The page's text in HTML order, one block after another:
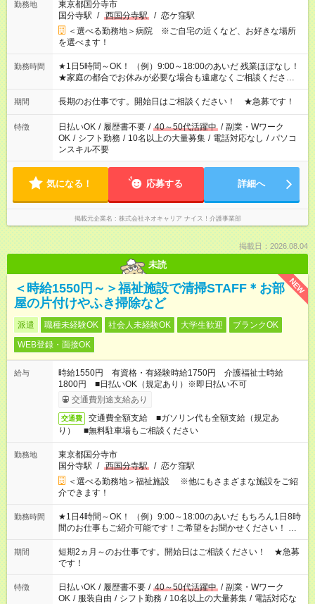
勤務地
東京都国分寺市
国分寺駅 / 西国分寺駅 / 恋ケ窪駅
＜選べる勤務地＞病院 ※ご自宅の近くなど、お好きな場所
を選べます！
勤務時間
★1日5時間～OK！ （例）9:00～18:00のあいだ 残業ほぼなし！
★家庭の都合でお休みが必要な場合も遠慮なくご相談ください。
※シフトはご希望に合わせて調整可能です。 その他、 ＊週4日・
1日7時間 ＊日勤のみ ＊土日休み ＊午前だけ・午後だけ ＊平日
仕事をご紹介できます！ 登録の際に、あなたのご希望をお聞か
せください。
期間 長期のお仕事です。開始日はご相談ください！ ★急募です！
特徴 日払いOK / 履歴書不要 / 40～50代活躍中 / 副業・Wワーク
OK / シフト勤務 / 10名以上の大量募集 / 電話対応なし / パソコ
ンスキル不要
気になる！ 応募する 詳細へ
掲載元企業名 株式会社ネオキャリア ナイス！介護事業部
掲載日：2026.08.04
未読
NEW
＜時給1550円～＞福祉施設で清掃STAFF＊お部
屋の片付けやふき掃除など
派遣 職種未経験OK 社会人未経験OK 大学生歓迎
ブランクOK
WEB登録・面接OK
給与
時給1550円 有資格・有経験時給1750円 介護福祉士時給
1800円 ■日払いOK（規定あり）※即日払い不可
交通費別途支給あり
交通費
交通費全額支給 ■ガソリン代も全額支給（規定あ
り） ■無料駐車場もご相談ください
勤務地
東京都国分寺市
国分寺駅 / 西国分寺駅 / 恋ケ窪駅
＜選べる勤務地＞福祉施設 ※他にもさまざまな施設をご紹
介できます！
勤務時間
★1日4時間～OK！ （例）9:00～18:00のあいだ もちろん1日8時
間のお仕事もご紹介可能です！ご希望をお聞かせください！ ★
家庭の都合でお休みが必要な場合も遠慮なくご相談ください。
※週最低15時間以上の勤務が必要です
期間
短期2ヵ月～のお仕事です。開始日はご相談ください！ ★急募
です！
特徴 日払いOK / 履歴書不要 / 40～50代活躍中 / 副業・Wワーク
OK / 服装自由 / シフト勤務 / 10名以上の大量募集 / 電話対応な